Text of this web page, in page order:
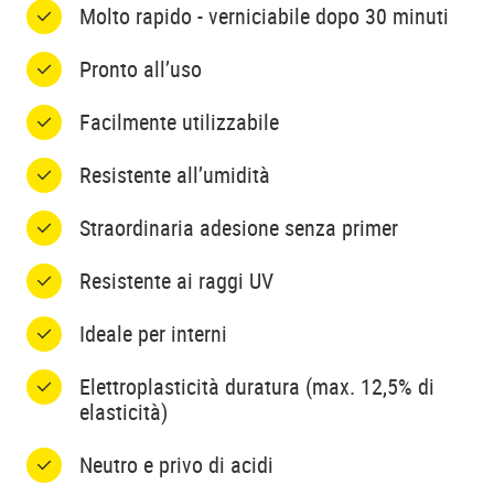
Molto rapido - verniciabile dopo 30 minuti
Pronto all’uso
Facilmente utilizzabile
Resistente all’umidità
Straordinaria adesione senza primer
Resistente ai raggi UV
Ideale per interni
Elettroplasticità duratura (max. 12,5% di
elasticità)
Neutro e privo di acidi